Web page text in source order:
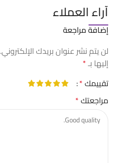
آراء العملاء
إضافة مراجعة
لن يتم نشر عنوان بريدك الإلكتروني.
إليها بـ*
تقييمك*
مراجعتك*